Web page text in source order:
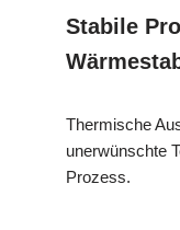
Stabile
Thermische
unerwünschte
Prozess.